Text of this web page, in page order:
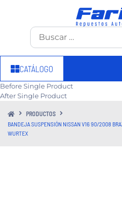
CATÁLOGO
Before Single Product
After Single Product
PRODUCTOS
BANDEJA SUSPENSIÓN NISSAN V16 90/2008
WURTEX